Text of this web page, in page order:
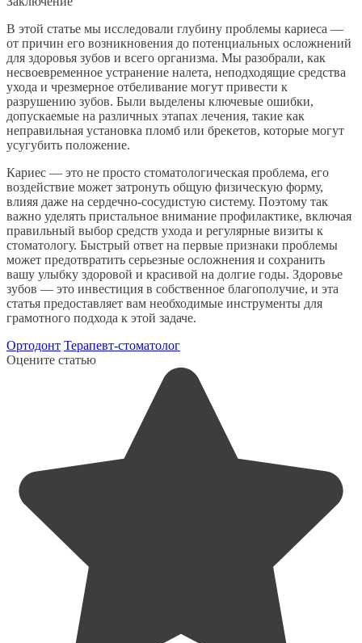
В этой статье мы исследовали глубину проблемы кариеса —
от причин его возникновения до потенциальных осложнений
для здоровья зубов и всего организма. Мы разобрали, как
несвоевременное устранение налета, неподходящие средства
ухода и чрезмерное отбеливание могут привести к
разрушению зубов. Были выделены ключевые ошибки,
допускаемые на различных этапах лечения, такие как
неправильная установка пломб или брекетов, которые могут
усугубить положение.
Кариес — это не просто стоматологическая проблема, его
воздействие может затронуть общую физическую форму,
влияя даже на сердечно-сосудистую систему. Поэтому так
важно уделять пристальное внимание профилактике, включая
правильный выбор средств ухода и регулярные визиты к
стоматологу. Быстрый ответ на первые признаки проблемы
может предотвратить серьезные осложнения и сохранить
вашу улыбку здоровой и красивой на долгие годы. Здоровье
зубов — это инвестиция в собственное благополучие, и эта
статья предоставляет вам необходимые инструменты для
грамотного подхода к этой задаче.
Ортодонт Терапевт-стоматолог
Оцените статью